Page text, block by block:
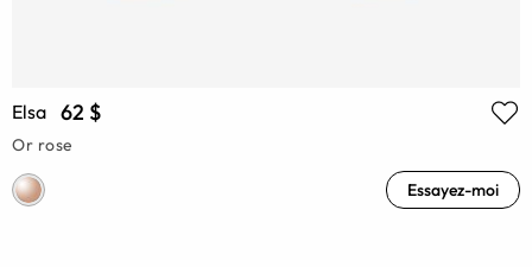
Elsa 62 $
Or rose
Essayez-moi